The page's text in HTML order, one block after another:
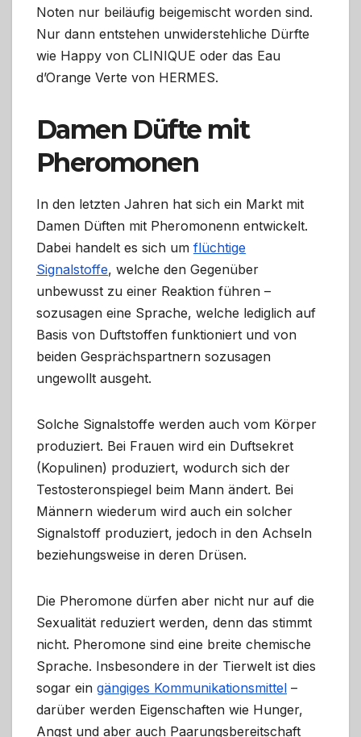
Noten nur beiläufig beigemischt worden sind.
Nur dann entstehen unwiderstehliche Dürfte
wie Happy von CLINIQUE oder das Eau
d’Orange Verte von HERMES.
Damen Düfte mit
Pheromonen
In den letzten Jahren hat sich ein Markt mit
Damen Düften mit Pheromonenn entwickelt.
Dabei handelt es sich um flüchtige
Signalstoffe, welche den Gegenüber
unbewusst zu einer Reaktion führen –
sozusagen eine Sprache, welche lediglich auf
Basis von Duftstoffen funktioniert und von
beiden Gesprächspartnern sozusagen
ungewollt ausgeht.
Solche Signalstoffe werden auch vom Körper
produziert. Bei Frauen wird ein Duftsekret
(Kopulinen) produziert, wodurch sich der
Testosteronspiegel beim Mann ändert. Bei
Männern wiederum wird auch ein solcher
Signalstoff produziert, jedoch in den Achseln
beziehungsweise in deren Drüsen.
Die Pheromone dürfen aber nicht nur auf die
Sexualität reduziert werden, denn das stimmt
nicht. Pheromone sind eine breite chemische
Sprache. Insbesondere in der Tierwelt ist dies
sogar ein gängiges Kommunikationsmittel –
darüber werden Eigenschaften wie Hunger,
Angst und aber auch Paarungsbereitschaft